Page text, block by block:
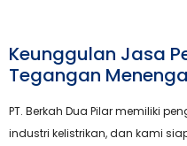
Keunggulan Jasa
Tegangan
PT. Berkah Dua Pilar memiliki
industri kelistrikan, dan kami